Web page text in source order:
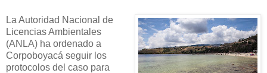
La Autoridad Nacional de
Licencias Ambientales
(ANLA) ha ordenado a
Corpoboyacá seguir los
protocolos del caso para